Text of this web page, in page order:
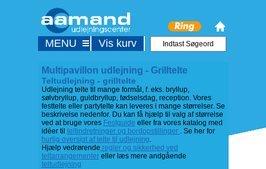
Multipavillon udlejning - Grilltelte
Teltudlejning - grilltelte
Udlejning telte til mange formål, f. eks. bryllup,
sølvbryllup, guldbryllup, fødselsdag, reception. Vores
festtelte eller partytelte kan leveres i mange størrelser. Se
beskrivelse nedenfor. Du kan få hjælp til valg af størrelse
ved at bruge vores Festguide eller fra vores katalog med
idéer til teltindretninger og bordopstillinger . Se her for
hurtig oversigt af telte til udlejning.
Hjælp vedrørende regler og sikkerhed ved
teltarrangementereller læs mere andgående
teltudlejning
MENU Vis kurv